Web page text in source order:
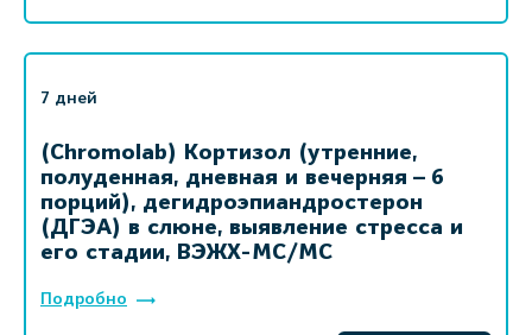
7 дней
(Chromolab) Кортизол (утренние,
полуденная, дневная и вечерняя – 6
порций), дегидроэпиандростерон
(ДГЭА) в слюне, выявление стресса и
его стадии, ВЭЖХ-МС/МС
Подробно